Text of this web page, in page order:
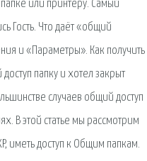
или принтеру. Самый
Гость. Что даёт «общий
и «Параметры». Как получить
папку и хотел закрыт
случаев общий доступ
В этой статье мы рассмотрим
иметь доступ к Общим папкам.